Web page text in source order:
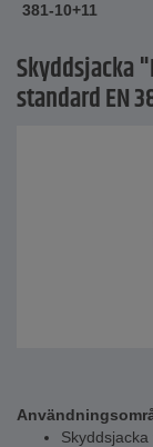
381-10+11
Skyddsjacka
standard EN